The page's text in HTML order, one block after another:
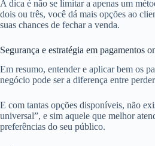
A dica é não se limitar a apenas um
dois ou três, você dá mais opções ao
suas chances de fechar a venda.
Segurança e estratégia em pagamentos
Em resumo, entender e aplicar bem os
negócio pode ser a diferença entre
E com tantas opções disponíveis, não
universal”, e sim aquele que melhor
preferências do seu público.